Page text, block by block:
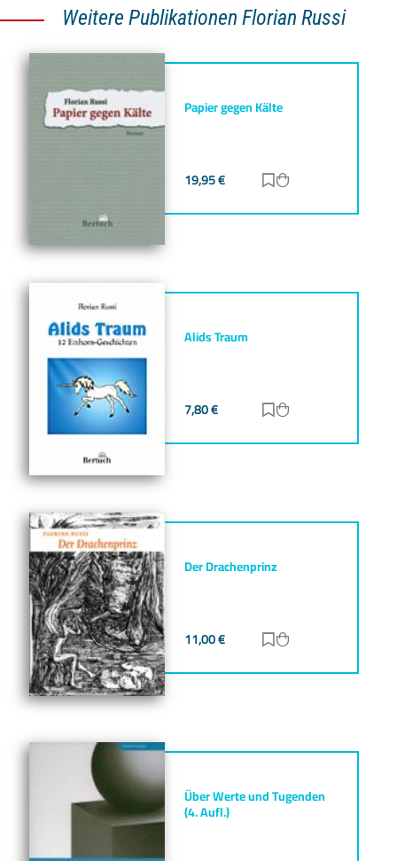
Weitere Publikationen Florian Russi
Papier gegen Kälte
19,95€ Zur Merkliste
Alids Traum
7,80€ Zur Merkliste
Der Drachenprinz
11,00€ Zur Merkliste
Über Werte und Tugenden
(4. Aufl.)